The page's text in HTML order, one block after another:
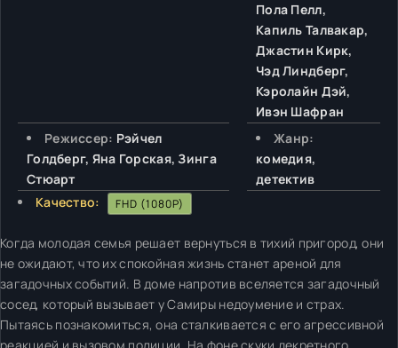
Пола Пелл,
Капиль Талвакар,
Джастин Кирк,
Чэд Линдберг,
Кэролайн Дэй,
Ивэн Шафран
Режиссер: Рэйчел
Голдберг, Яна Горская, Зинга
Стюарт
Жанр:
комедия,
детектив
Качество:
FHD (1080P)
Когда молодая семья решает вернуться в тихий пригород, они
не ожидают, что их спокойная жизнь станет ареной для
загадочных событий. В доме напротив вселяется загадочный
сосед, который вызывает у Самиры недоумение и страх.
Пытаясь познакомиться, она сталкивается с его агрессивной